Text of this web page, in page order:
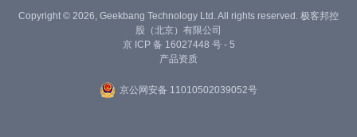
Copyright © 2026, Geekbang Technology Ltd. All rights reserved. 极客邦控
股（北京）有限公司
京 ICP 备 16027448 号 - 5
产品资质
京公网安备 11010502039052号